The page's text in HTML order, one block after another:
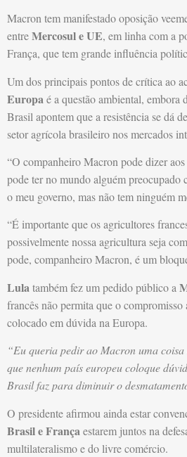
Macron tem manifestado oposição
entreMercosul e UE, em linha com a
França, que tem grande influência
Um dos principais pontos de crítica ao
Europaé a questão ambiental, embora
Brasil apontem que a resistência se dá
setor agrícola brasileiro nos mercados
“O companheiro Macron pode dizer
pode ter no mundo alguém preocupado
o meu governo, mas não tem ninguém
“É importante que os agricultores
possivelmente nossa agricultura seja
pode, companheiro Macron, é um
Lulatambém fez um pedido público a
francês não permita que o
colocado em dúvida na Europa.
“Eu queria pedir ao Macron uma
que nenhum país europeu coloque
Brasil faz para diminuir o
O presidente afirmou ainda estar
Brasil e Françaestarem juntos na
multilateralismo e do livre comércio.